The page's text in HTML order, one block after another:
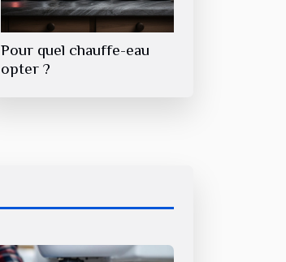
Pour quel chauffe-eau
opter ?